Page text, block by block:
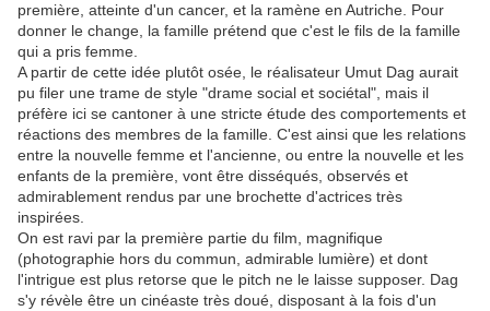
première, atteinte d'un cancer, et la ramène en Autriche. Pour
donner le change, la famille prétend que c'est le fils de la famille
qui a pris femme.
A partir de cette idée plutôt osée, le réalisateur Umut Dag aurait
pu filer une trame de style "drame social et sociétal", mais il
préfère ici se cantoner à une stricte étude des comportements et
réactions des membres de la famille. C'est ainsi que les relations
entre la nouvelle femme et l'ancienne, ou entre la nouvelle et les
enfants de la première, vont être disséqués, observés et
admirablement rendus par une brochette d'actrices très
inspirées.
On est ravi par la première partie du film, magnifique
(photographie hors du commun, admirable lumière) et dont
l'intrigue est plus retorse que le pitch ne le laisse supposer. Dag
s'y révèle être un cinéaste très doué, disposant à la fois d'un